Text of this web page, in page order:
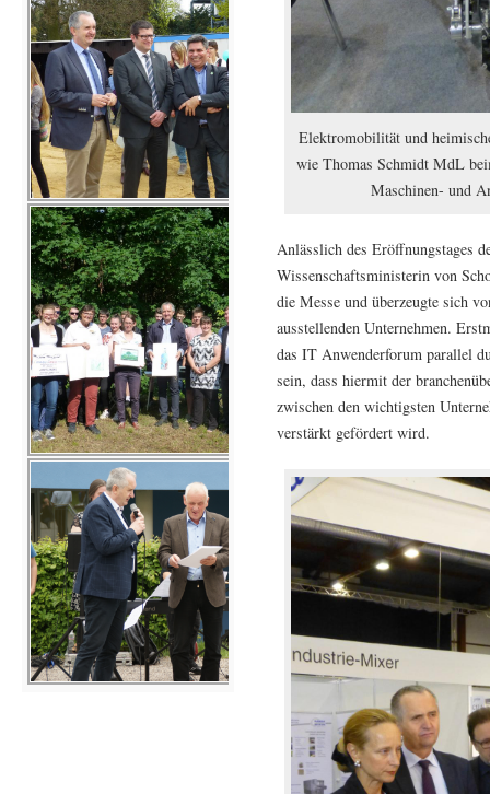
Elektromobilität und
wie Thomas Schmidt MdL
Maschinen- und
Anlässlich des Eröffnungstages
Wissenschaftsministerin von
die Messe und überzeugte sich
ausstellenden Unternehmen.
das IT Anwenderforum parallel
sein, dass hiermit der
zwischen den wichtigsten
verstärkt gefördert wird.